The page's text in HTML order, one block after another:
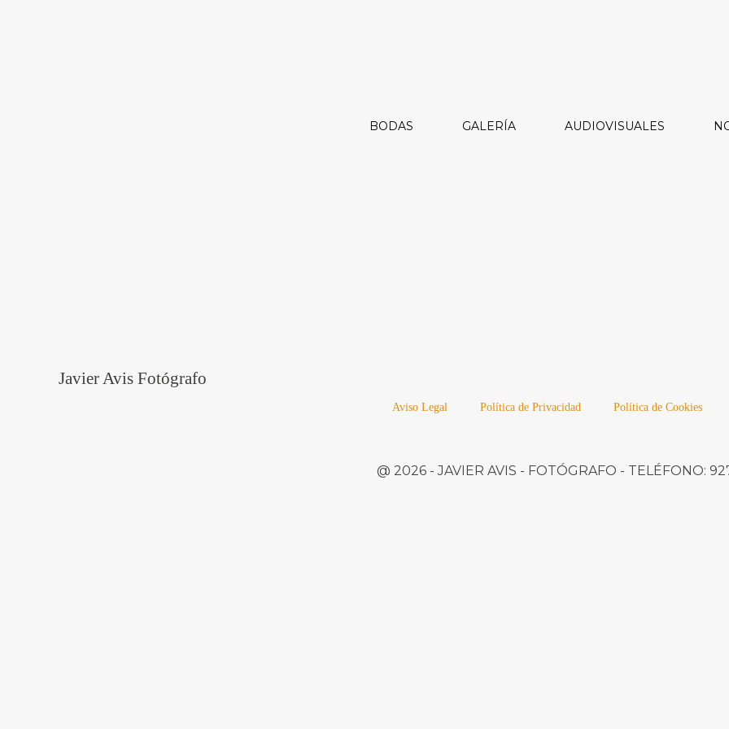
BODAS GALERÍA AUDIOVISUALES
Javier Avis Fotógrafo
Aviso Legal Política de Privacidad Política de Cookies
@ 2026 -JAVIER AVIS - FOTÓGRAFO - TELÉFONO: